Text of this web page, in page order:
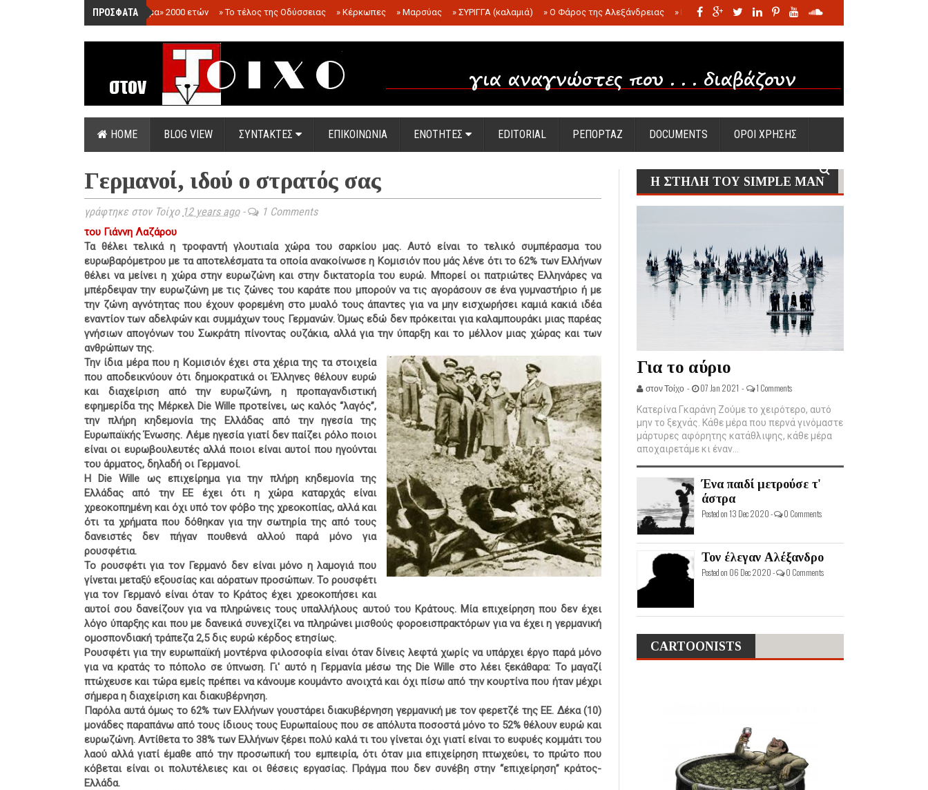
ΠΡΟΣΦΑΤΑ
»«Ολόγραμμα» 2000 ετών »Το τέλος της Οδύσσειας » Κέρκωπες » Μαρσύας » ΣΥΡΙΓΓΑ (καλαμιά) » Ο Φάρος της Αλεξάνδρειας » Η σφαγή των νηπίων της Σάντας
.
HOME BLOG VIEW ΣΥΝΤΑΚΤΕΣ ΕΠΙΚΟΙΝΩΝΙΑ ΕΝΟΤΗΤΕΣ EDITORIAL ΡΕΠΟΡΤΑΖ DOCUMENTS ΟΡΟΙ ΧΡΗΣΗΣ
Γερμανοί, ιδού ο στρατός σας
γράφτηκε στον Τοίχο 12 years ago- 1 Comments
του Γιάννη Λαζάρου
Τα θέλει τελικά η τροφαντή γλουτιαία χώρα του σαρκίου μας. Αυτό είναι το τελικό συμπέρασμα του
ευρωβαρόμετρου με τα αποτελέσματα τα οποία ανακοίνωσε η Κομισιόν που μάς λένε ότι το 62% των Ελλήνων
θέλει να μείνει η χώρα στην ευρωζώνη και στην δικτατορία του ευρώ. Μπορεί οι πατριώτες Ελληνάρες να
μπέρδεψαν την ευρωζώνη με τις ζώνες του καράτε που μπορούν να τις αγοράσουν σε ένα γυμναστήριο ή με
την ζώνη αγνότητας που έχουν φορεμένη στο μυαλό τους άπαντες για να μην εισχωρήσει καμιά κακιά ιδέα
εναντίον των αδελφών και συμμάχων τους Γερμανών. Όμως εδώ δεν πρόκειται για καλαμπουράκι μιας παρέας
γνήσιων απογόνων του Σωκράτη πίνοντας ουζάκια, αλλά για την ύπαρξη και το μέλλον μιας χώρας και των
ανθρώπων της.
Την ίδια μέρα που η Κομισιόν έχει στα χέρια της τα στοιχεία
που αποδεικνύουν ότι δημοκρατικά οι Έλληνες θέλουν ευρώ
και διαχείριση από την ευρωζώνη, η προπαγανδιστική
εφημερίδα της Μέρκελ Die Willeπροτείνει, ως καλός “λαγός”,
την πλήρη κηδεμονία της Ελλάδας από την ηγεσία της
Ευρωπαϊκής Ένωσης. Λέμε ηγεσία γιατί δεν παίζει ρόλο ποιοι
είναι οι ευρωβουλευτές αλλά ποιοι είναι αυτοί που ηγούνται
του άρματος, δηλαδή οι Γερμανοί.
Η Die Wille ως επιχείρημα για την πλήρη κηδεμονία της
Ελλάδας από την ΕΕ έχει ότι η χώρα καταρχάς είναι
χρεοκοπημένη και όχι υπό τον φόβο της χρεοκοπίας, αλλά και
ότι τα χρήματα που δόθηκαν για την σωτηρία της από τους
δανειστές δεν πήγαν πουθενά αλλού παρά μόνο για
ρουσφέτια.
Το ρουσφέτι για τον Γερμανό δεν είναι μόνο η λαμογιά που
γίνεται μεταξύ εξουσίας και αόρατων προσώπων. Το ρουσφέτι
για τον Γερμανό είναι όταν το Κράτος έχει χρεοκοπήσει και
αυτοί σου δανείζουν για να πληρώνεις τους υπαλλήλους αυτού του Κράτους. Μία επιχείρηση που δεν έχει
λόγο ύπαρξης και που με δανεικά συνεχίζει να πληρώνει μισθούς φοροεισπρακτόρων για να έχει η γερμανική
ομοσπονδιακή τράπεζα 2,5 δις ευρώ κέρδος ετησίως.
Ρουσφέτι για την ευρωπαϊκή μοντέρνα φιλοσοφία είναι όταν δίνεις λεφτά χωρίς να υπάρχει έργο παρά μόνο
για να κρατάς το πόπολο σε ύπνωση. Γι' αυτό η Γερμανία μέσω της Die Wille στο λέει ξεκάθαρα: Το μαγαζί
πτώχευσε και τώρα εμείς πρέπει να κάνουμε κουμάντο ανοιχτά και όχι πίσω από την κουρτίνα που ήταν μέχρι
σήμερα η διαχείριση και διακυβέρνηση.
Παρόλα αυτά όμως το 62% των Ελλήνων γουστάρει διακυβέρνηση γερμανική με τον φερετζέ της ΕΕ. Δέκα (10)
μονάδες παραπάνω από τους ίδιους τους Ευρωπαίους που σε απόλυτα ποσοστά μόνο το 52% θέλουν ευρώ και
ευρωζώνη. Αντίθετα το 38% των Ελλήνων ξέρει πολύ καλά τι του γίνεται όχι γιατί είναι το ευφυές κομμάτι του
λαού αλλά γιατί έμαθε από την προσωπική του εμπειρία, ότι όταν μια επιχείρηση πτωχεύει, το πρώτο που
κόβεται είναι οι πολυτέλειες και οι θέσεις εργασίας. Πράγμα που δεν συνέβη στην “επιχείρηση” κράτος-
Ελλάδα.
Η ΣΤΗΛΗ ΤΟΥ SIMPLE MAN
Για το αύριο
στον Τοίχο - 07 Jan 2021 - 1 Comments
Κατερίνα Γκαράνη Ζούμε το χειρότερο, αυτό
μην το ξεχνάς. Κάθε μέρα που περνά γινόμαστε
μάρτυρες αφόρητης κατάθλιψης, κάθε μέρα
αποχαιρετάμε κι έναν...
Ένα παιδί μετρούσε τ'
άστρα
Posted on 13 Dec 2020 - 0 Comments
Τον έλεγαν Αλέξανδρο
Posted on 06 Dec 2020 - 0 Comments
CARTOONISTS